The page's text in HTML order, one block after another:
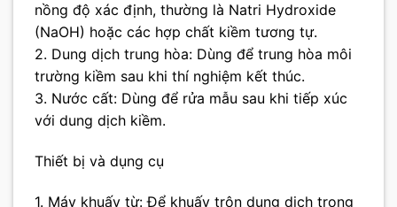
nồng độ xác định, thường là Natri Hydroxide
(NaOH) hoặc các hợp chất kiềm tương tự.
2. Dung dịch trung hòa: Dùng để trung hòa môi
trường kiềm sau khi thí nghiệm kết thúc.
3. Nước cất: Dùng để rửa mẫu sau khi tiếp xúc
với dung dịch kiềm.
Thiết bị và dụng cụ
1. Máy khuấy từ: Để khuấy trộn dung dịch trong